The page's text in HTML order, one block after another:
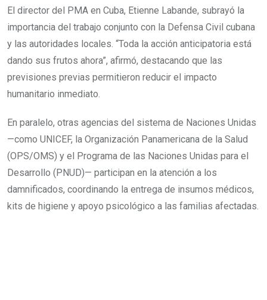
El director del PMA en Cuba, Etienne Labande, subrayó la
importancia del trabajo conjunto con la Defensa Civil cubana
y las autoridades locales. “Toda la acción anticipatoria está
dando sus frutos ahora”, afirmó, destacando que las
previsiones previas permitieron reducir el impacto
humanitario inmediato.
En paralelo, otras agencias del sistema de Naciones Unidas
—como UNICEF, la Organización Panamericana de la Salud
(OPS/OMS) y el Programa de las Naciones Unidas para el
Desarrollo (PNUD)— participan en la atención a los
damnificados, coordinando la entrega de insumos médicos,
kits de higiene y apoyo psicológico a las familias afectadas.